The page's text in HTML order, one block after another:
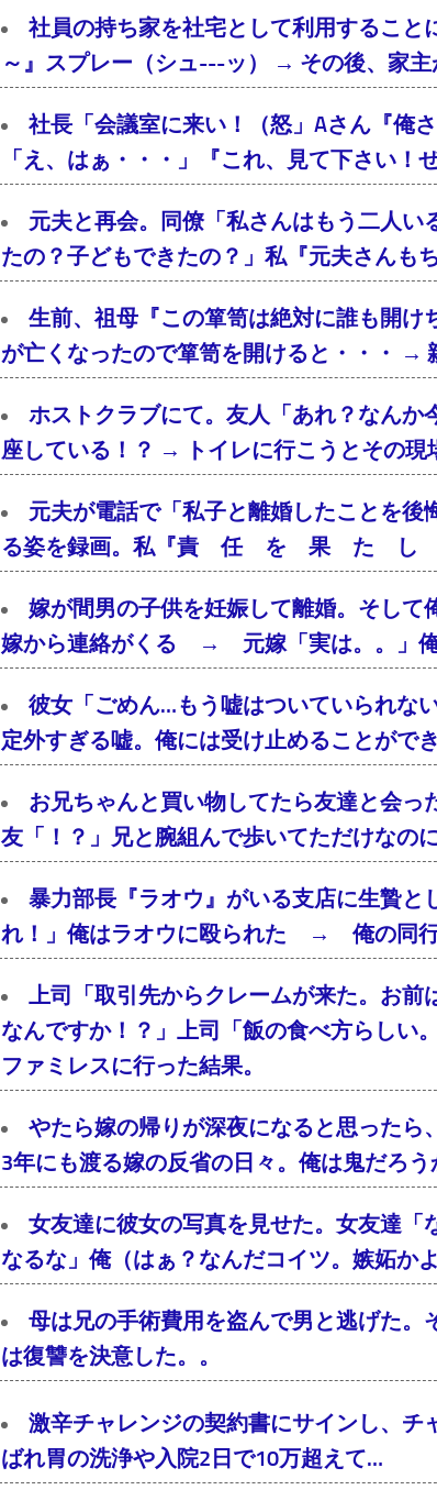
社員の持ち家を社宅として利用すること
～』スプレー（シュ---ッ） → その後、家
社長「会議室に来い！（怒」Aさん『俺
「え、はぁ・・・」『これ、見て下さい！
元夫と再会。同僚「私さんはもう二人
たの？子どもできたの？」私『元夫さんも
生前、祖母『この箪笥は絶対に誰も開
が亡くなったので箪笥を開けると・・・ →
ホストクラブにて。友人「あれ？なん
座している！？ → トイレに行こうとその現
元夫が電話で「私子と離婚したことを
る姿を録画。私『責 任 を 果 た し
嫁が間男の子供を妊娠して離婚。そし
嫁から連絡がくる → 元嫁「実は。。」俺
彼女「ごめん…もう嘘はついていられな
定外すぎる嘘。俺には受け止めることができ
お兄ちゃんと買い物してたら友達と会
友「！？」兄と腕組んで歩いてただけなの
暴力部長『ラオウ』がいる支店に生贄
れ！」俺はラオウに殴られた → 俺の同行
上司「取引先からクレームが来た。お
なんですか！？」上司「飯の食べ方らし
ファミレスに行った結果。
やたら嫁の帰りが深夜になると思った
3年にも渡る嫁の反省の日々。俺は鬼だろう
女友達に彼女の写真を見せた。女友達
なるな」俺（はぁ？なんだコイツ。嫉妬
母は兄の手術費用を盗んで男と逃げた
は復讐を決意した。。
激辛チャレンジの契約書にサインし、
ばれ胃の洗浄や入院2日で10万超えて…